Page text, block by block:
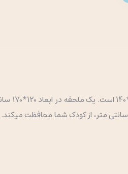
عدد گارد برای کناره های تخت با ابعاد 45*140 سانت و یک گارد برای بالا سر